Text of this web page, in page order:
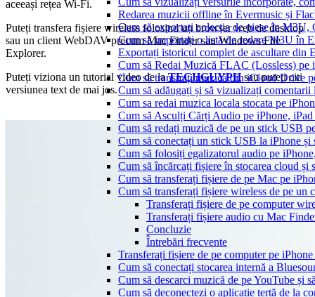
Redarea muzicii offline în Evermusic și
Cum să exportați colecția de piese în
Cum să importați o listă de redare M3U în
Exportați istoricul complet de ascultare din
Cum să Redai Muzică FLAC (Lossless) pe
Cum să transmiți muzică din iCloud Drive
Cum să adăugați și să vizualizați
Cum sa redai muzica locala stocata pe
Cum să Asculți Cărți Audio pe iPhone,
Cum să redați muzică de pe un stick USB
Cum să conectați un stick USB la iPhone și
Cum să folosiți egalizatorul audio pe
Cum să încărcați fișiere în stocarea cloud
Cum să transferați fișiere de pe Mac pe
Cum să transferați fișiere wireless de pe
Transferați fișiere de pe computer
Transferați fișiere audio cu Mac
Concluzie
Întrebări frecvente
Transferați fișiere de pe computer pe
Cum să conectați stocarea internă a
Cum să descarci muzică de pe YouTube și
Cum să deconectezi o aplicație terță de la
aceeași rețea Wi-Fi.
Puteți transfera fișiere wireless folosind un browser web de desktop
sau un client WebDAV precum Mac Finder sau Windows File
Explorer.
Puteți viziona un tutorial video de laTECHGUYPHsau puteți citi
versiunea text de mai jos.